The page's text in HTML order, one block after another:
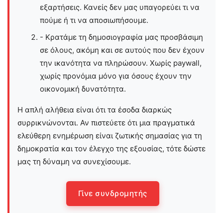
εξαρτήσεις. Κανείς δεν μας υπαγορεύει τι να
πούμε ή τι να αποσιωπήσουμε.
- Κρατάμε τη δημοσιογραφία μας προσβάσιμη
σε όλους, ακόμη και σε αυτούς που δεν έχουν
την ικανότητα να πληρώσουν. Χωρίς paywall,
χωρίς προνόμια μόνο για όσους έχουν την
οικονομική δυνατότητα.
Η απλή αλήθεια είναι ότι τα έσοδα διαρκώς
συρρικνώνονται. Αν πιστεύετε ότι μια πραγματικά
ελεύθερη ενημέρωση είναι ζωτικής σημασίας για τη
δημοκρατία και τον έλεγχο της εξουσίας, τότε δώστε
μας τη δύναμη να συνεχίσουμε.
Γίνε συνδρομητής